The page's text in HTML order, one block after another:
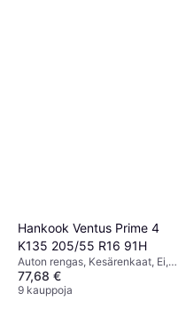
Hankook Ventus Prime 4
K135 205/55 R16 91H
Auton rengas, Kesärenkaat, Ei,
Kevyt Hyötyajoneuvo,
Henkilöauto, Profiili 55 %,
77,68 €
9 kauppoja